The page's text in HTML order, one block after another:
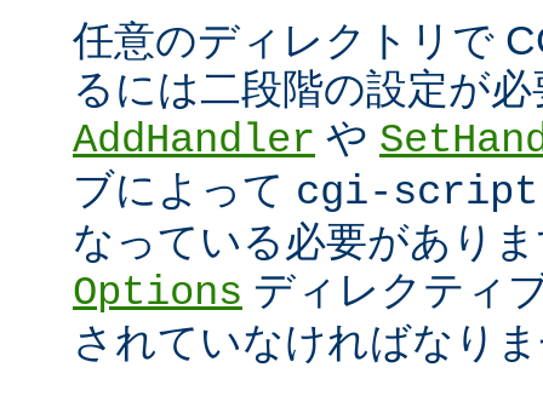
任意のディレクトリで
るには二段階の設定が
AddHandler や
ブによって cgi-script
なっている必要があり
Options ディレクティ
されていなければなり